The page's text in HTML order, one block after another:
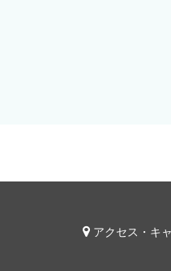
アクセス・キ